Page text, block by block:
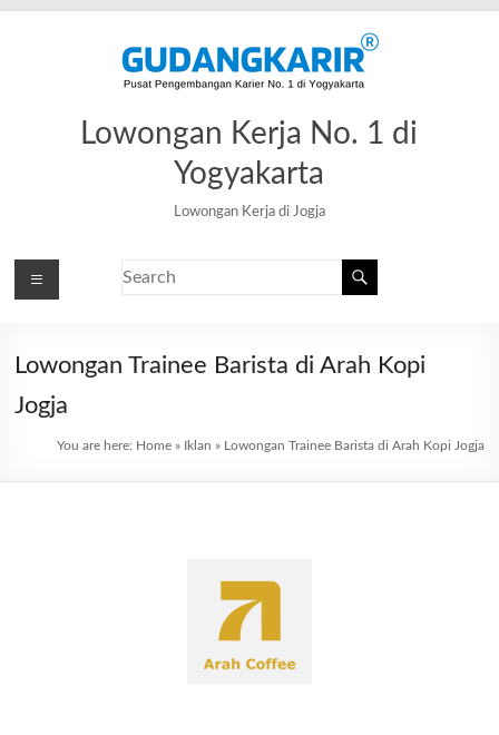
Lowongan Kerja No. 1 di
Yogyakarta
Lowongan Kerja di Jogja
Lowongan Trainee Barista di Arah Kopi
Jogja
You are here: Home» Iklan » Lowongan Trainee Barista di Arah Kopi Jogja